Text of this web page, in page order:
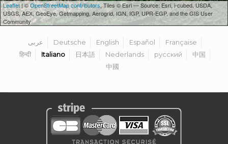
Leaflet| ©OpenStreetMap contributors, Tiles © Esri — Source: Esri, i-cubed, USDA,
USGS, AEX, GeoEye, Getmapping, Aerogrid, IGN, IGP, UPR-EGP, and the GIS User
Community
عربى Deutsche English Español
Française
हिन्दी
Italiano 日本語 Nederlands русский
中国
中國